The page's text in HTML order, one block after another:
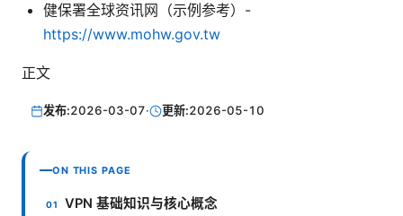
健保署全球资讯网（示例参考）-
https://www.mohw.gov.tw
正文
发布:2026-03-07· 更新:2026-05-10
ON THIS PAGE
VPN 基础知识与核心概念